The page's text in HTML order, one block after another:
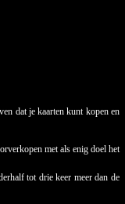
dat je kaarten kunt kopen en
met als enig doel het
tot drie keer meer dan de